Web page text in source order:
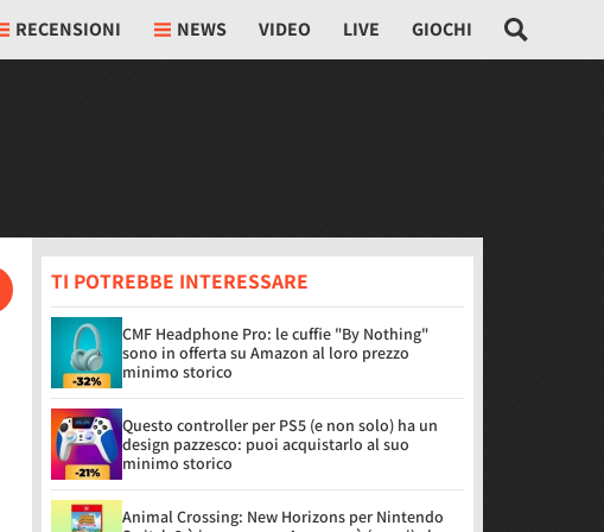
RECENSIONI NEWS VIDEO LIVE GIOCHI
TI POTREBBE INTERESSARE
CMF Headphone Pro: le cuffie "By Nothing"
sono in offerta su Amazon al loro prezzo
minimo storico
Questo controller per PS5 (e non solo) ha un
design pazzesco: puoi acquistarlo al suo
minimo storico
Animal Crossing: New Horizons per Nintendo